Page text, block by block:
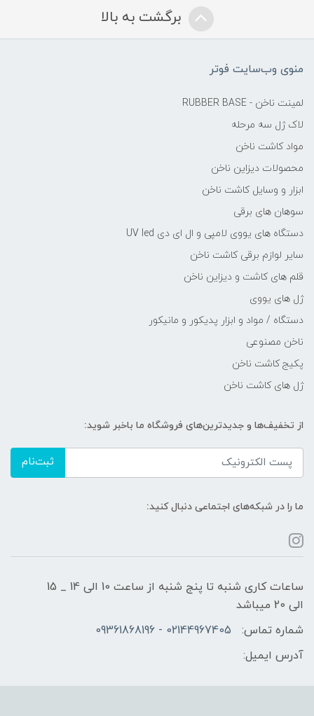
برگشت به بالا
منوی وب‌سایت فوتر
لمینت ناخن - RUBBER BASE
لاک ژل سه مرحله
مواد کاشت ناخن
محصولات دیزاین ناخن
ابزار و وسایل کاشت ناخن
سوهان های برقی
دستگاه های یووی لامپی و ال ای دی UV led
سایر لوازم برقی کاشت ناخن
قلم های کاشت و دیزاین ناخن
ژل های یووی
دستگاه / مواد و ابزار پدیکور و مانیکور
ناخن مصنوعی
پکیج کاشت ناخن
ژل های کاشت ناخن
از تخفیف‌ها و جدیدترین‌های فروشگاه ما باخبر شوید:
ثبت‌نام
ما را در شبکه‌های اجتماعی دنبال کنید:
ساعات کاری شنبه تا پنج شنبه از ساعت 10 الی 14 _ 15
الی 20 میباشد
شماره تماس:
02144967405 - 09361868196
آدرس ایمیل: